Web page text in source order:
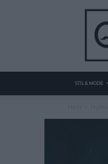
STIL & MODE